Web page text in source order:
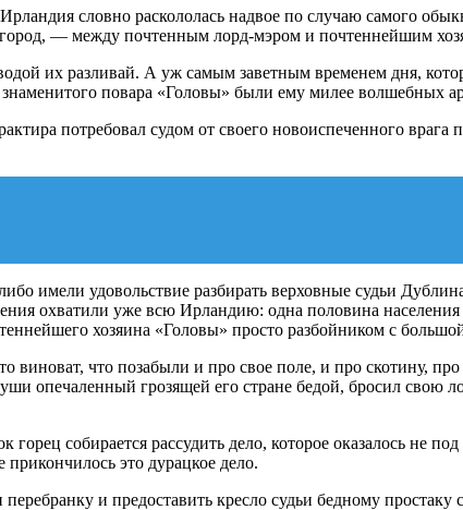
словно раскололась надвое по случаю самого
— между почтенным лорд-мэром и почтеннейшим
их разливай. А уж самым заветным временем дня,
повара «Головы» были ему милее волшебных
потребовал судом от своего новоиспеченного врага
имели удовольствие разбирать верховные судьи
охватили уже всю Ирландию: одна половина населения
хозяина «Головы» просто разбойником с
виноват, что позабыли и про свое поле, и про скотину,
опечаленный грозящей его стране бедой, бросил свою
собирается рассудить дело, которое оказалось не
это дурацкое дело.
и предоставить кресло судьи бедному простаку